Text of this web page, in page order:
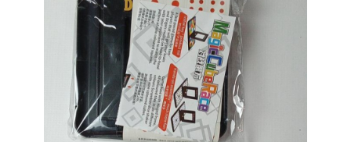
Bucatarie & Servire
Curatenie si intretinere
Hobby-uri creative
Iluminat & Electrice